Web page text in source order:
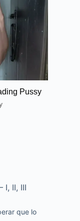
Pussy
I, II, III
que lo